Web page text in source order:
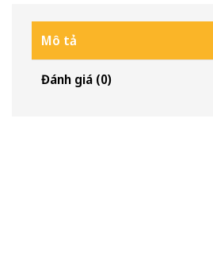
Mô tả
Đánh giá (0)